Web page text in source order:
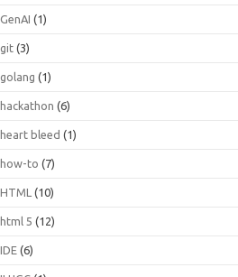
GenAI (1)
git (3)
golang (1)
hackathon (6)
heart bleed (1)
how-to (7)
HTML (10)
html 5 (12)
IDE (6)